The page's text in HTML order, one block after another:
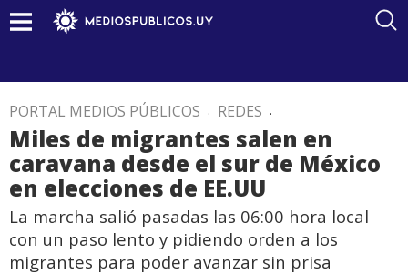
PORTAL MEDIOS PÚBLICOS . REDES .
Miles de migrantes salen en
caravana desde el sur de México
en elecciones de EE.UU
La marcha salió pasadas las 06:00 hora local
con un paso lento y pidiendo orden a los
migrantes para poder avanzar sin prisa